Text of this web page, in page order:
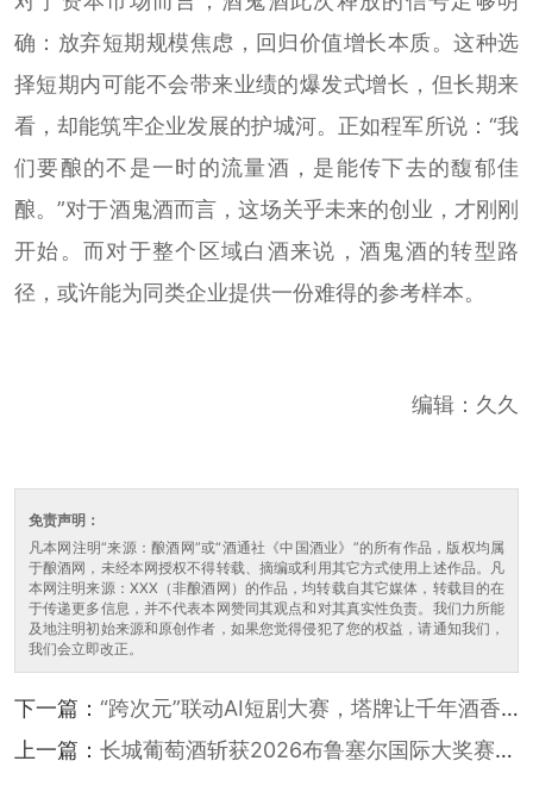
确：放弃短期规模焦虑，回归价值增长本质。这种选
择短期内可能不会带来业绩的爆发式增长，但长期来
看，却能筑牢企业发展的护城河。正如程军所说：“我
们要酿的不是一时的流量酒，是能传下去的馥郁佳
酿。”对于酒鬼酒而言，这场关乎未来的创业，才刚刚
开始。而对于整个区域白酒来说，酒鬼酒的转型路
径，或许能为同类企业提供一份难得的参考样本。
编辑：久久
免责声明：
凡本网注明“来源：酿酒网”或“酒通社《中国酒业》”的所有作品，版权均属
于酿酒网，未经本网授权不得转载、摘编或利用其它方式使用上述作品。凡
本网注明来源：XXX（非酿酒网）的作品，均转载自其它媒体，转载目的在
于传递更多信息，并不代表本网赞同其观点和对其真实性负责。我们力所能
及地注明初始来源和原创作者，如果您觉得侵犯了您的权益，请通知我们，
我们会立即改正。
下一篇： “跨次元”联动AI短剧大赛，塔牌让千年酒香
在动漫里“上头”
上一篇： 长城葡萄酒斩获2026布鲁塞尔国际大奖赛特